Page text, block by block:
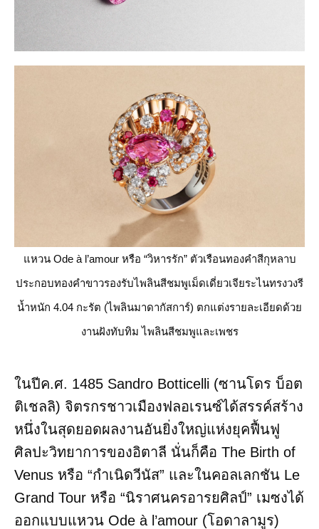
แหวน Ode à l’amour หรือ “วิหารรัก” ตัวเรือนทองคำสีกุหลาบ
ประกอบทองคำขาวรองรับไพลินสีชมพูเม็ดเดี่ยวเจียระไนทรงวงรี
น้ำหนัก 4.04 กะรัต (ไพลินมาดากัสการ์) ตกแต่งรายละเอียดด้วย
งานฝังทับทิม ไพลินสีชมพูและเพชร
ในปีค.ศ. 1485 Sandro Botticelli (ซานโดร บ็อต
ติเชลลิ) จิตรกรชาวเมืองฟลอเรนซ์ได้สรรค์สร้าง
หนึ่งในสุดยอดผลงานอันยิ่งใหญ่แห่งยุคฟื้นฟู
ศิลปะวิทยาการของอิตาลี นั่นก็คือ The Birth of
Venus หรือ “กำเนิดวีนัส” และในคอลเลกชัน Le
Grand Tour หรือ “นิราศนครอารยศิลป์” เมซงได้
ออกแบบแหวน Ode à l’amour (โอดาลามูร)